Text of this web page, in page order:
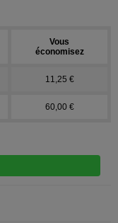
Vous
économisez
11,25 €
60,00 €